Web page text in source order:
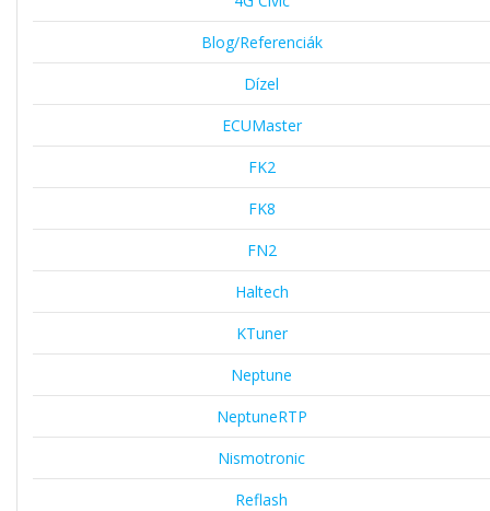
Blog/Referenciák
Dízel
ECUMaster
FK2
FK8
FN2
Haltech
KTuner
Neptune
NeptuneRTP
Nismotronic
Reflash